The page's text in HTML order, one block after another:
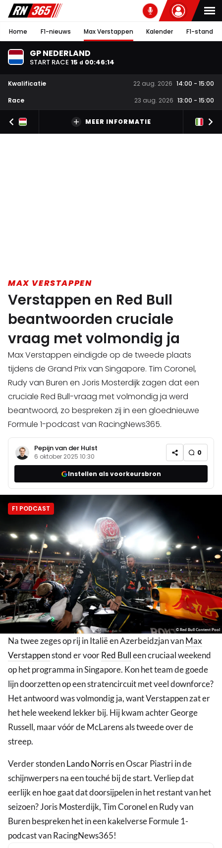
Home F1-nieuws Max Verstappen Kalender F1-stand
GP NEDERLAND
START RACE 15 d 00:46:13
Kwalificatie 22 aug. 2026 14:00 - 15:00
Race
23 aug. 2026 13:00 - 15:00
MEER INFORMATIE
MAX VERSTAPPEN
Verstappen en Red Bull
beantwoorden cruciale
vraag met volmondig ja
Max Verstappen eindigde op de tweede plaats
tijdens de Grand Prix van Singapore. Tim Coronel,
Rudy van Buren en Joris Mosterdijk zagen dat een
cruciale Red Bull-vraag met volmondig ja werd
beantwoord, zo bespreken zij in een gloednieuwe
Formule 1-podcast van RacingNews365.
Pepijn van der Hulst
6 oktober 2025 10:30 0
Instellen als voorkeursbron
F1 PODCAST
© Red Bull Content Pool
Na twee zeges op rij in Italië en Azerbeidzjan vanMax
Verstappenstond er voorRed Bulleen cruciaal weekend
op het programma in Singapore. Kon het team de goede
lijn doorzetten op een stratencircuit met veel downforce?
Het antwoord was volmondig ja, want Verstappen zat er
het hele weekend lekker bij. Hij kwam achter George
Russell, maar vóór de McLarens als tweede over de
streep.
Verder stondenLando Norrisen Oscar Piastri in de
schijnwerpers na een touché bij de start. Verliep dat
eerlijk en hoe gaat dat doorsijpelen in het restant van het
seizoen? Joris Mosterdijk, Tim Coronel en Rudy van
Buren bespreken het in een kakelverse Formule 1-
podcast van RacingNews365!